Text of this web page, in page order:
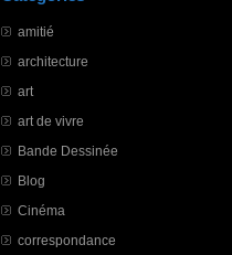
amitié
architecture
art
art de vivre
Bande Dessinée
Blog
Cinéma
correspondance